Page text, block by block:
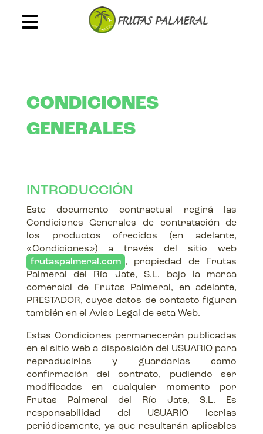
CONDICIONES
GENERALES
INTRODUCCIÓN
Este documento contractual regirá las
Condiciones Generales de contratación de
los productos ofrecidos (en adelante,
«Condiciones») a través del sitio web
frutaspalmeral.com , propiedad de Frutas
Palmeral del Río Jate, S.L. bajo la marca
comercial de Frutas Palmeral, en adelante,
PRESTADOR, cuyos datos de contacto figuran
también en el Aviso Legal de esta Web.
Estas Condiciones permanecerán publicadas
en el sitio web a disposición del USUARIO para
reproducirlas y guardarlas como
confirmación del contrato, pudiendo ser
modificadas en cualquier momento por
Frutas Palmeral del Río Jate, S.L. Es
responsabilidad del USUARIO leerlas
periódicamente, ya que resultarán aplicables